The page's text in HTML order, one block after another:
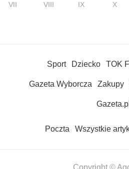
VII
VIII IX X
Sport Dziecko TOK
Gazeta Wyborcza Zakupy
Gazeta.pl
Poczta Wszystkie
Copyright ©